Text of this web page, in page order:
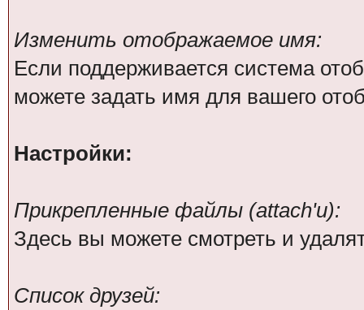
Изменить отображаемое имя:
Если поддерживается система
можете задать имя для вашего
Настройки:
Прикрепленные файлы (attach'и):
Здесь вы можете смотреть и
Список друзей: